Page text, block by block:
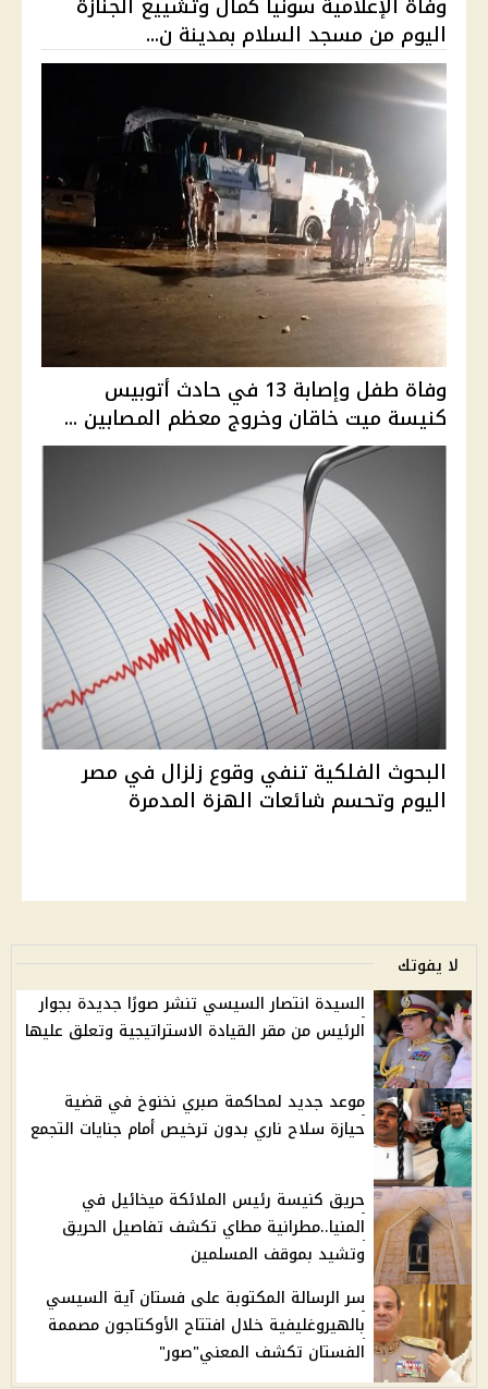
اليوم من مسجد السلام بمدينة ن...
وفاة طفل وإصابة 13 في حادث أتوبيس
كنيسة ميت خاقان وخروج معظم المصابين ...
البحوث الفلكية تنفي وقوع زلزال في مصر
اليوم وتحسم شائعات الهزة المدمرة
لا يفوتك
السيدة انتصار السيسي تنشر صورًا جديدة بجوار
الرئيس من مقر القيادة الاستراتيجية وتعلق عليها
موعد جديد لمحاكمة صبري نخنوخ في قضية
حيازة سلاح ناري بدون ترخيص أمام جنايات التجمع
حريق كنيسة رئيس الملائكة ميخائيل في
المنيا..مطرانية مطاي تكشف تفاصيل الحريق
وتشيد بموقف المسلمين
سر الرسالة المكتوبة على فستان آية السيسي
بالهيروغليفية خلال افتتاح الأوكتاجون مصممة
الفستان تكشف المعني"صور"